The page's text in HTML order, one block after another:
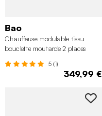
Bao
Chauffeuse modulable tissu
bouclette moutarde 2 places
5 (1)
349,99 €